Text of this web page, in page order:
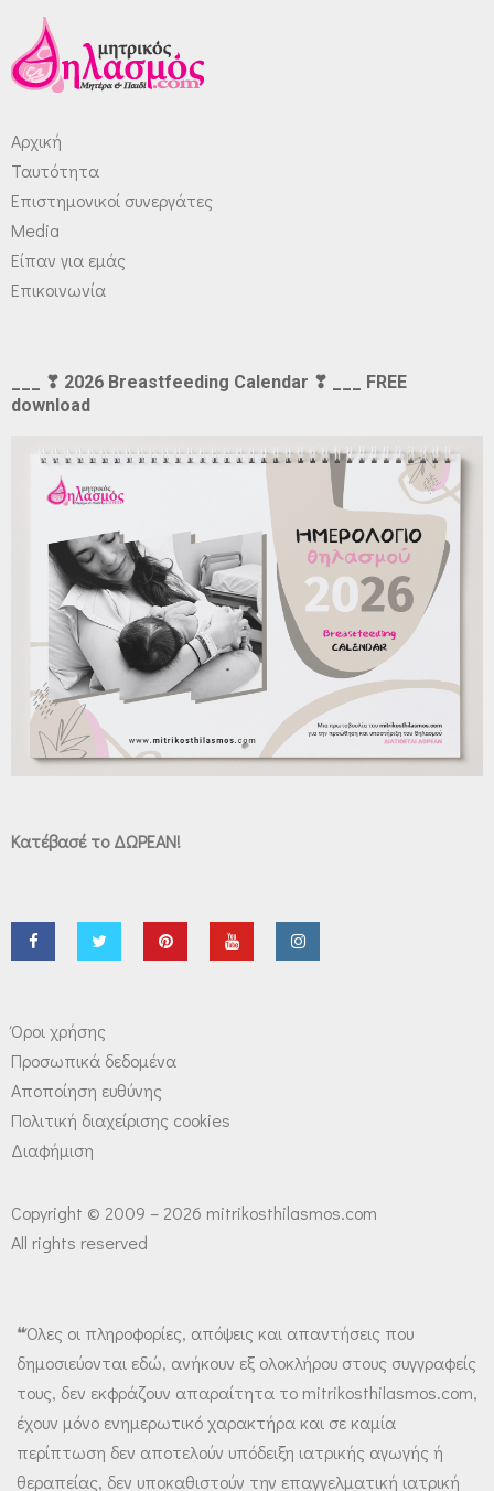
Αρχική
Ταυτότητα
Επιστημονικοί συνεργάτες
Media
Είπαν για εμάς
Επικοινωνία
___ ❣ 2026 Breastfeeding Calendar ❣ ___ FREE
download
Κατέβασέ το ΔΩΡΕΑΝ!
Όροι χρήσης
Προσωπικά δεδομένα
Αποποίηση ευθύνης
Πολιτική διαχείρισης cookies
Διαφήμιση
Copyright © 2009 – 2026 mitrikosthilasmos.com
All rights reserved
❝Όλες οι πληροφορίες, απόψεις και απαντήσεις που
δημοσιεύονται εδώ, ανήκουν εξ ολοκλήρου στους συγγραφείς
τους, δεν εκφράζουν απαραίτητα το mitrikosthilasmos.com,
έχουν μόνο ενημερωτικό χαρακτήρα και σε καμία
περίπτωση δεν αποτελούν υπόδειξη ιατρικής αγωγής ή
θεραπείας, δεν υποκαθιστούν την επαγγελματική ιατρική